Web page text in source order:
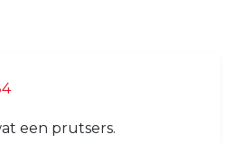
een prutsers.